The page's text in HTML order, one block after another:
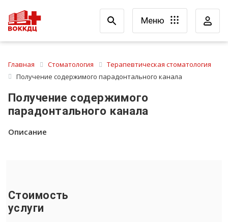
Меню
Главная Стоматология
Терапевтическая стоматология
Получение содержимого парадонтального канала
Получение содержимого
парадонтального канала
Описание
Стоимость
услуги